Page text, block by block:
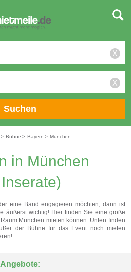
X
X
Suchen
> Bühne > Bayern > München
in München
eine Band engagieren möchten, dann ist
äußerst wichtig! Hier finden Sie eine große
München mieten können. Unten finden
der Bühne für das Event noch mieten